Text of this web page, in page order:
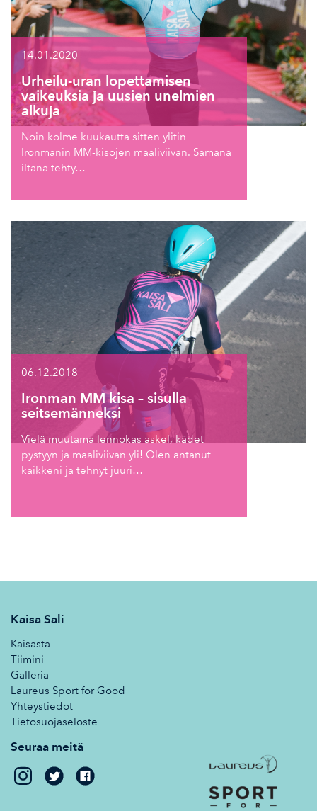
14.01.2020
Urheilu-uran lopettamisen
vaikeuksia ja uusien unelmien
alkuja
Noin kolme kuukautta sitten ylitin
Ironmanin MM-kisojen maaliviivan. Samana
iltana tehty…
06.12.2018
Ironman MM kisa – sisulla
seitsemänneksi
Vielä muutama lennokas askel, kädet
pystyyn ja maaliviivan yli! Olen antanut
kaikkeni ja tehnyt juuri…
Kaisa Sali
Kaisasta
Tiimini
Galleria
Laureus Sport for Good
Yhteystiedot
Tietosuojaseloste
Seuraa meitä
Kaisa
Sali
Kaisa
Sali